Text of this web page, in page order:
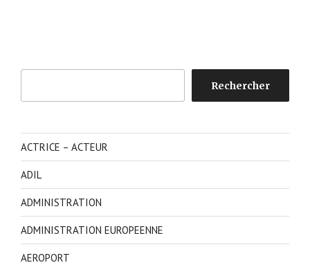
Rechercher
ACTRICE – ACTEUR
ADIL
ADMINISTRATION
ADMINISTRATION EUROPEENNE
AEROPORT